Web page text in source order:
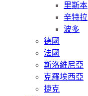
里斯本
辛特拉
波多
德國
法國
斯洛維尼亞
克羅埃西亞
捷克